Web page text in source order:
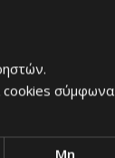
cookies σύμφωνα
Μη